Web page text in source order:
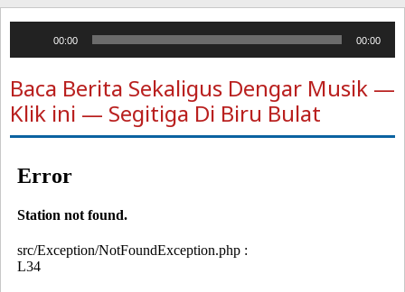
00:00 00:00
Baca Berita Sekaligus Dengar Musik —
Klik ini — Segitiga Di Biru Bulat